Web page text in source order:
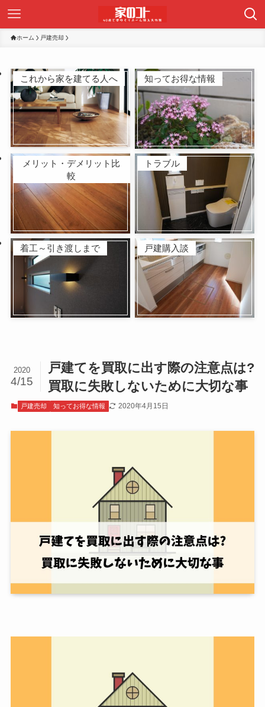
ホーム 戸建売却
これから家を建てる人へ 知ってお得な情報
メリット・デメリット比
較
トラブル
着工～引き渡しまで 戸建購入談
戸建てを買取に出す際の注意点は?
買取に失敗しないために大切な事
2020
4/15
戸建売却 知ってお得な情報 2020年4月15日